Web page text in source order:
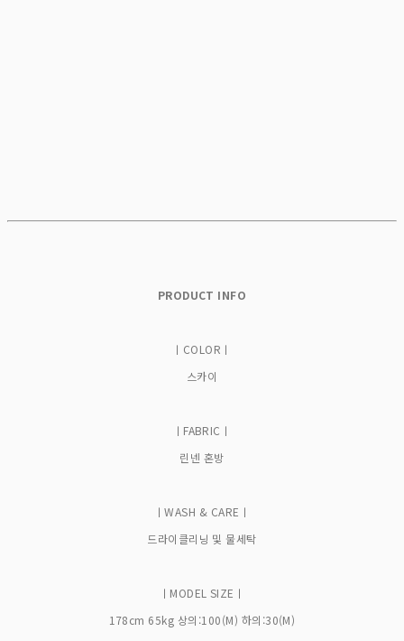
PRODUCT INFO
ㅣCOLORㅣ
스카이
ㅣFABRICㅣ
린넨 혼방
ㅣWASH & CAREㅣ
드라이클리닝 및 물세탁
ㅣMODEL SIZEㅣ
178cm 65kg 상의:100(M) 하의:30(M)